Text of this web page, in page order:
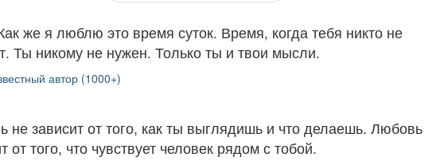
же я люблю это время суток. Время, когда тебя никто не
Ты никому не нужен. Только ты и твои мысли.
автор (1000+)
не зависит от того, как ты выглядишь и что делаешь. Любовь
от того, что чувствует человек рядом с тобой.